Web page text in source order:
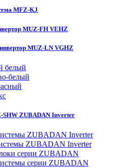
MFZ-KJ
MUZ-FH VEHZ
MUZ-LN VGHZ
белый
белый
SHW ZUBADAN Inverter
ZUBADAN Inverter
ZUBADAN Inverter
серии ZUBADAN
серии ZUBADAN